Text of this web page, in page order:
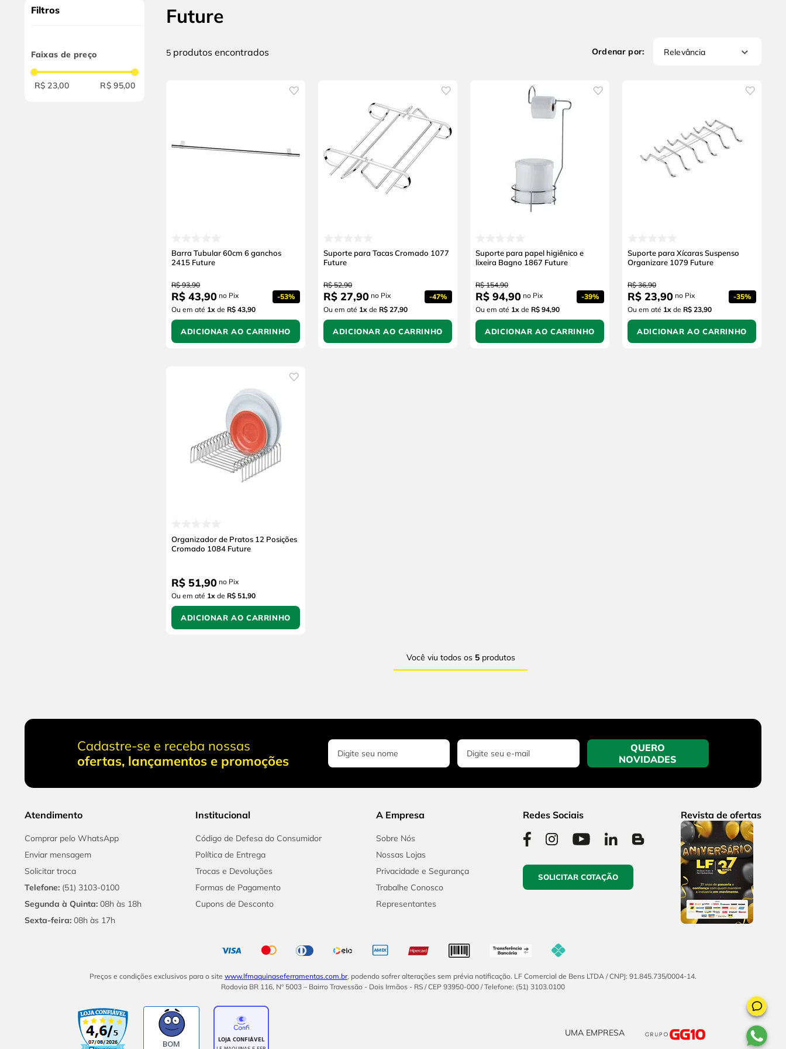
Filtros
Faixas de preço
R$ 23,00 R$ 95,00
Future
5 produtos Relevância
Barra Tubular 60cm 6 ganchos
2415 Future
R$ 93,90
R$ 43,90 no Pix -53%
Ou em até 1x de R$ 43,90
ADICIONAR AO CARRINHO
Suporte para Tacas Cromado 1077
Future
R$ 52,90
R$ 27,90 no Pix -47%
Ou em até 1x de R$ 27,90
ADICIONAR AO CARRINHO
Suporte para papel higiênico e
lixeira Bagno 1867 Future
R$ 154,90
R$ 94,90 no Pix -39%
Ou em até 1x de R$ 94,90
ADICIONAR AO CARRINHO
Suporte para Xícaras Suspenso
Organizare 1079 Future
R$ 36,90
R$ 23,90 no Pix -35%
Ou em até 1x de R$ 23,90
ADICIONAR AO CARRINHO
Organizador de Pratos 12 Posições
Cromado 1084 Future
R$ 51,90 no Pix
Ou em até 1x de R$ 51,90
ADICIONAR AO CARRINHO
Você viu todos os 5produtos
Cadastre-se e receba nossas
ofertas, lançamentos e promoções
QUERO
NOVIDADES
Atendimento
Comprar pelo WhatsApp
Enviar mensagem
Solicitar troca
Telefone: (51) 3103-0100
Segunda à Quinta: 08h às 18h
Sexta-feira: 08h às 17h
Institucional
Código de Defesa do Consumidor
Política de Entrega
Trocas e Devoluções
Formas de Pagamento
Cupons de Desconto
A Empresa
Sobre Nós
Nossas Lojas
Privacidade e Segurança
Trabalhe Conosco
Representantes
Redes Sociais
SOLICITAR COTAÇÃO
Revista de ofertas
Preços e condições exclusivos para o site www.lfmaquinaseferramentas.com.br, podendo sofrer alterações sem prévia notificação. LF Comercial de Bens LTDA / CNPJ: 91.845.735/0004-14.
Rodovia BR 116, Nº 5003 – Bairro Travessão - Dois Irmãos - RS / CEP 93950-000 / Telefone: (51) 3103.0100
BOM
UMA EMPRESA